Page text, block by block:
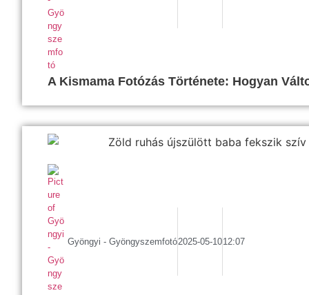
A Kismama Fotózás Története: Hogyan
Gyöngyi - Gyöngyszemfotó2025-05-1012:07